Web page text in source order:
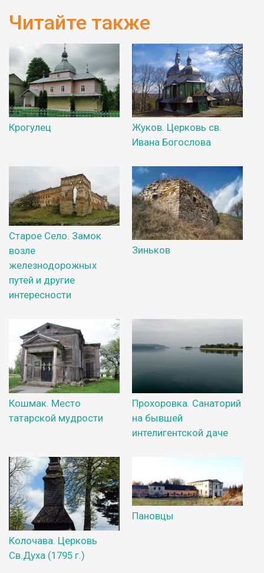
Читайте также
Крогулец
Жуков. Церковь св.
Ивана Богослова
Старое Село. Замок
возле
железнодорожных
путей и другие
интересности
Зиньков
Кошмак. Место
татарской мудрости
Прохоровка. Санаторий
на бывшей
интелигентской даче
Колочава. Церковь
Св.Духа (1795 г.)
Пановцы